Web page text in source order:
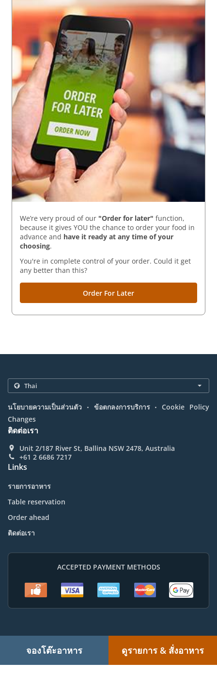
We’re very proud of our "Order for later" function,
because it gives YOU the chance to order your food in
advance and have it ready at any time of your
choosing.
You're in complete control of your order. Could it get
any better than this?
Order For Later
นโยบายความเป็นส่วนตัว . ข้อตกลงการบริการ . Cookie Policy
Changes
ติดต่อเรา
Unit 2/187 River St, Ballina NSW 2478, Australia
+61 2 6686 7217
Links
รายการอาหาร
Table reservation
Order ahead
ติดต่อเรา
ACCEPTED PAYMENT METHODS
ไทยบริการส่งอาหาร West Ballina
ไทยบริการส่งอาหาร Skennars Head . ไทยบริการส่ง
อาหาร East Ballina
ไทยบริการส่งอาหาร Lennox Head ไทยบริการส่งอาหาร Pimlico
จองโต๊ะอาหาร ดูรายการ & สั่งอาหาร